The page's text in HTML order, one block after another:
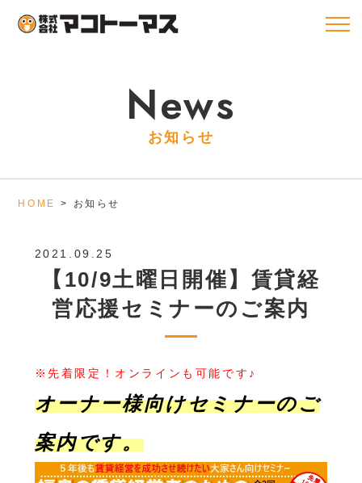
News
お知らせ
HOME お知らせ
2021.09.25
【10/9土曜日開催】賃貸経
営応援セミナーのご案内
※先着限定！オンラインも可能です♪
オーナー様向けセミナーのご
案内です。